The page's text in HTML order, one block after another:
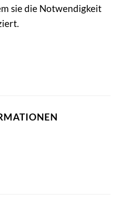
sie die Notwendigkeit